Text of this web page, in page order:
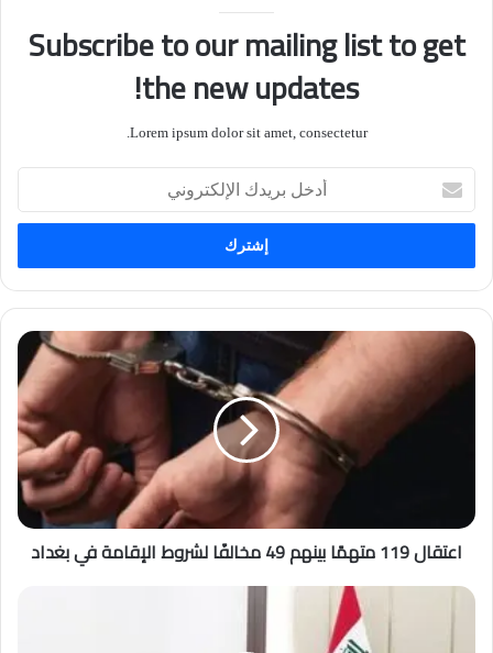
Subscribe to our mailing list to get
the new updates!
Lorem ipsum dolor sit amet, consectetur.
بريدك
الإلكتروني
اعتقال 119 متهمًا بينهم 49 مخالفًا لشروط الإقامة في بغداد